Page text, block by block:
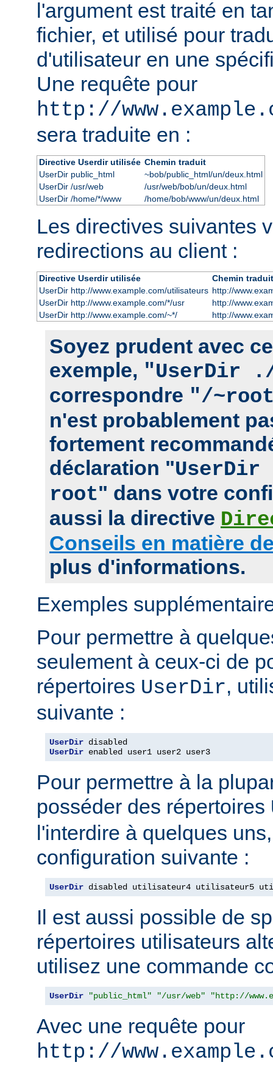
l'argument est traité en
fichier, et utilisé pour
d'utilisateur en une
Une requête pour
http://
sera traduite en :
Directive Userdir utilisée Chemin traduit
UserDir public_html
~bob/public_html/un/deux.html
UserDir /usr/web
/usr/web/bob/un/deux.html
UserDir /home/*/www
/home/bob/www/un/deux.html
Les directives suivantes
redirections au client :
Directive Userdir utilisée
Chemin traduit
UserDir http://www.example.com/utilisateurs http://
UserDir http://www.example.com/*/usr
http://
UserDir http://www.example.com/~*/
http://
Soyez prudent avec
exemple, "UserDir
correspondre "/
n'est probablement
fortement
déclaration "UserDir
root" dans votre
aussi la directive
Conseils en matière
plus d'informations.
Exemples
Pour permettre à
seulement à ceux-ci de
répertoires UserDir,
suivante :
UserDir
UserDir enabled user1 user2 user3
Pour permettre à la
posséder des répertoires
l'interdire à quelques
configuration suivante :
UserDir disabled utilisateur4 utilisateur5
Il est aussi possible de
répertoires utilisateurs
utilisez une commande
UserDir "public_html" "/usr/web" "http://
Avec une requête pour
http://